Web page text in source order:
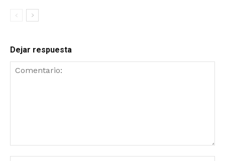
Dejar respuesta